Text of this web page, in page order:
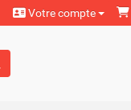
Votre compte